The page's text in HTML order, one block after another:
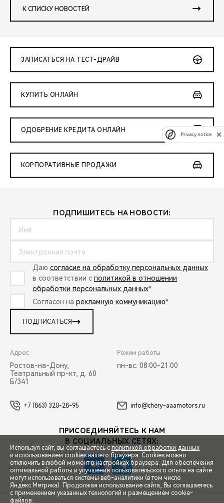
СПЕЦПРЕДЛОЖЕНИЯ
К СПИСКУ НОВОСТЕЙ
ЗАПИСАТЬСЯ НА ТЕСТ-ДРАЙВ
КУПИТЬ ОНЛАЙН
ОДОБРЕНИЕ КРЕДИТА ОНЛАЙН
КОРПОРАТИВНЫЕ ПРОДАЖИ
ПОДПИШИТЕСЬ НА НОВОСТИ:
Даю согласие на обработку персональных данных
в соответствии с политикой в отношении
обработки персональных данных*
Согласен на рекламную коммуникацию*
ПОДПИСАТЬСЯ
Адрес:
Ростов-на-Дону,
Театральный пр-кт, д. 60
Б/341
Режим работы:
пн-вс: 08:00-21:00
+7 (863) 320-28-95 info@chery-aaamotors.ru
ПРИСОЕДИНЯЙТЕСЬ К НАМ
В СОЦИАЛЬНЫХ СЕТЯХ:
Используя сайт, вы соглашаетесь с политикой обработки данных
и использованием cookies вашего браузера. Cookies можно
отключить в любой момент в настройках браузера. Для обеспечения
оптимальной работы и улучшения пользовательского опыта на сайте
могут использоваться системы веб-аналитики (в том числе
Яндекс.Метрика). Продолжая использование сайта, Вы соглашаетесь
с применением указанных технологий и размещением cookie-
файлов.
Privacy notice